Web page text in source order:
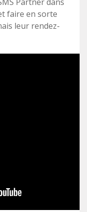
faire en sorte
leur rendez-